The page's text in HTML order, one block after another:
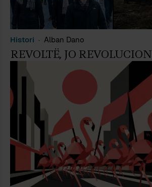
Histori Alban Dano
REVOLTË, JO REVOLUCION